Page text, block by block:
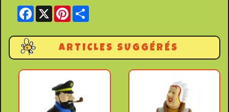
Facebook
X Pinterest
ARTICLES SUGGÉRÉS